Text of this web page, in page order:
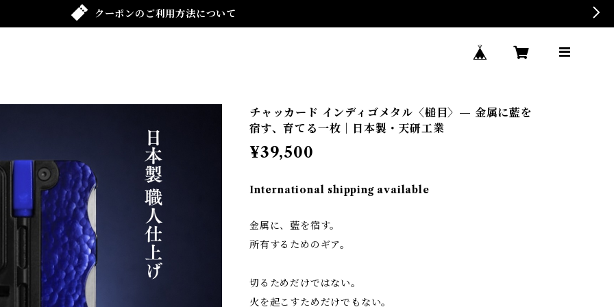
クーポンのご利用方法について
チャッカード インディゴメタル〈槌目〉— 金属に藍を
宿す、育てる一枚｜日本製・天研工業
¥39,500
International shipping available
金属に、藍を宿す。
所有するためのギア。
切るためだけではない。
火を起こすためだけでもない。